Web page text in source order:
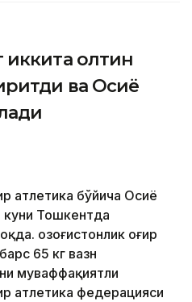
иккита олтин
ва Осиё
атлетика бўйича Осиё
куни Тошкентда
Қозоғистонлик оғир
65 кг вазн
муваффақиятли
атлетика федерацияси